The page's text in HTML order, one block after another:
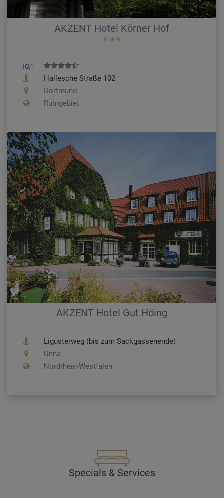
AKZENT Hotel Körner Hof
✭✭✭
Hallesche Straße 102
Dortmund
Ruhrgebiet
AKZENT Hotel Gut Höing
Ligusterweg (bis zum Sackgassenende)
Unna
Nordrhein-Westfalen
Specials & Services